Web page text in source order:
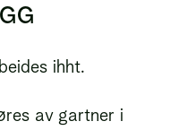
ihht.
av gartner i